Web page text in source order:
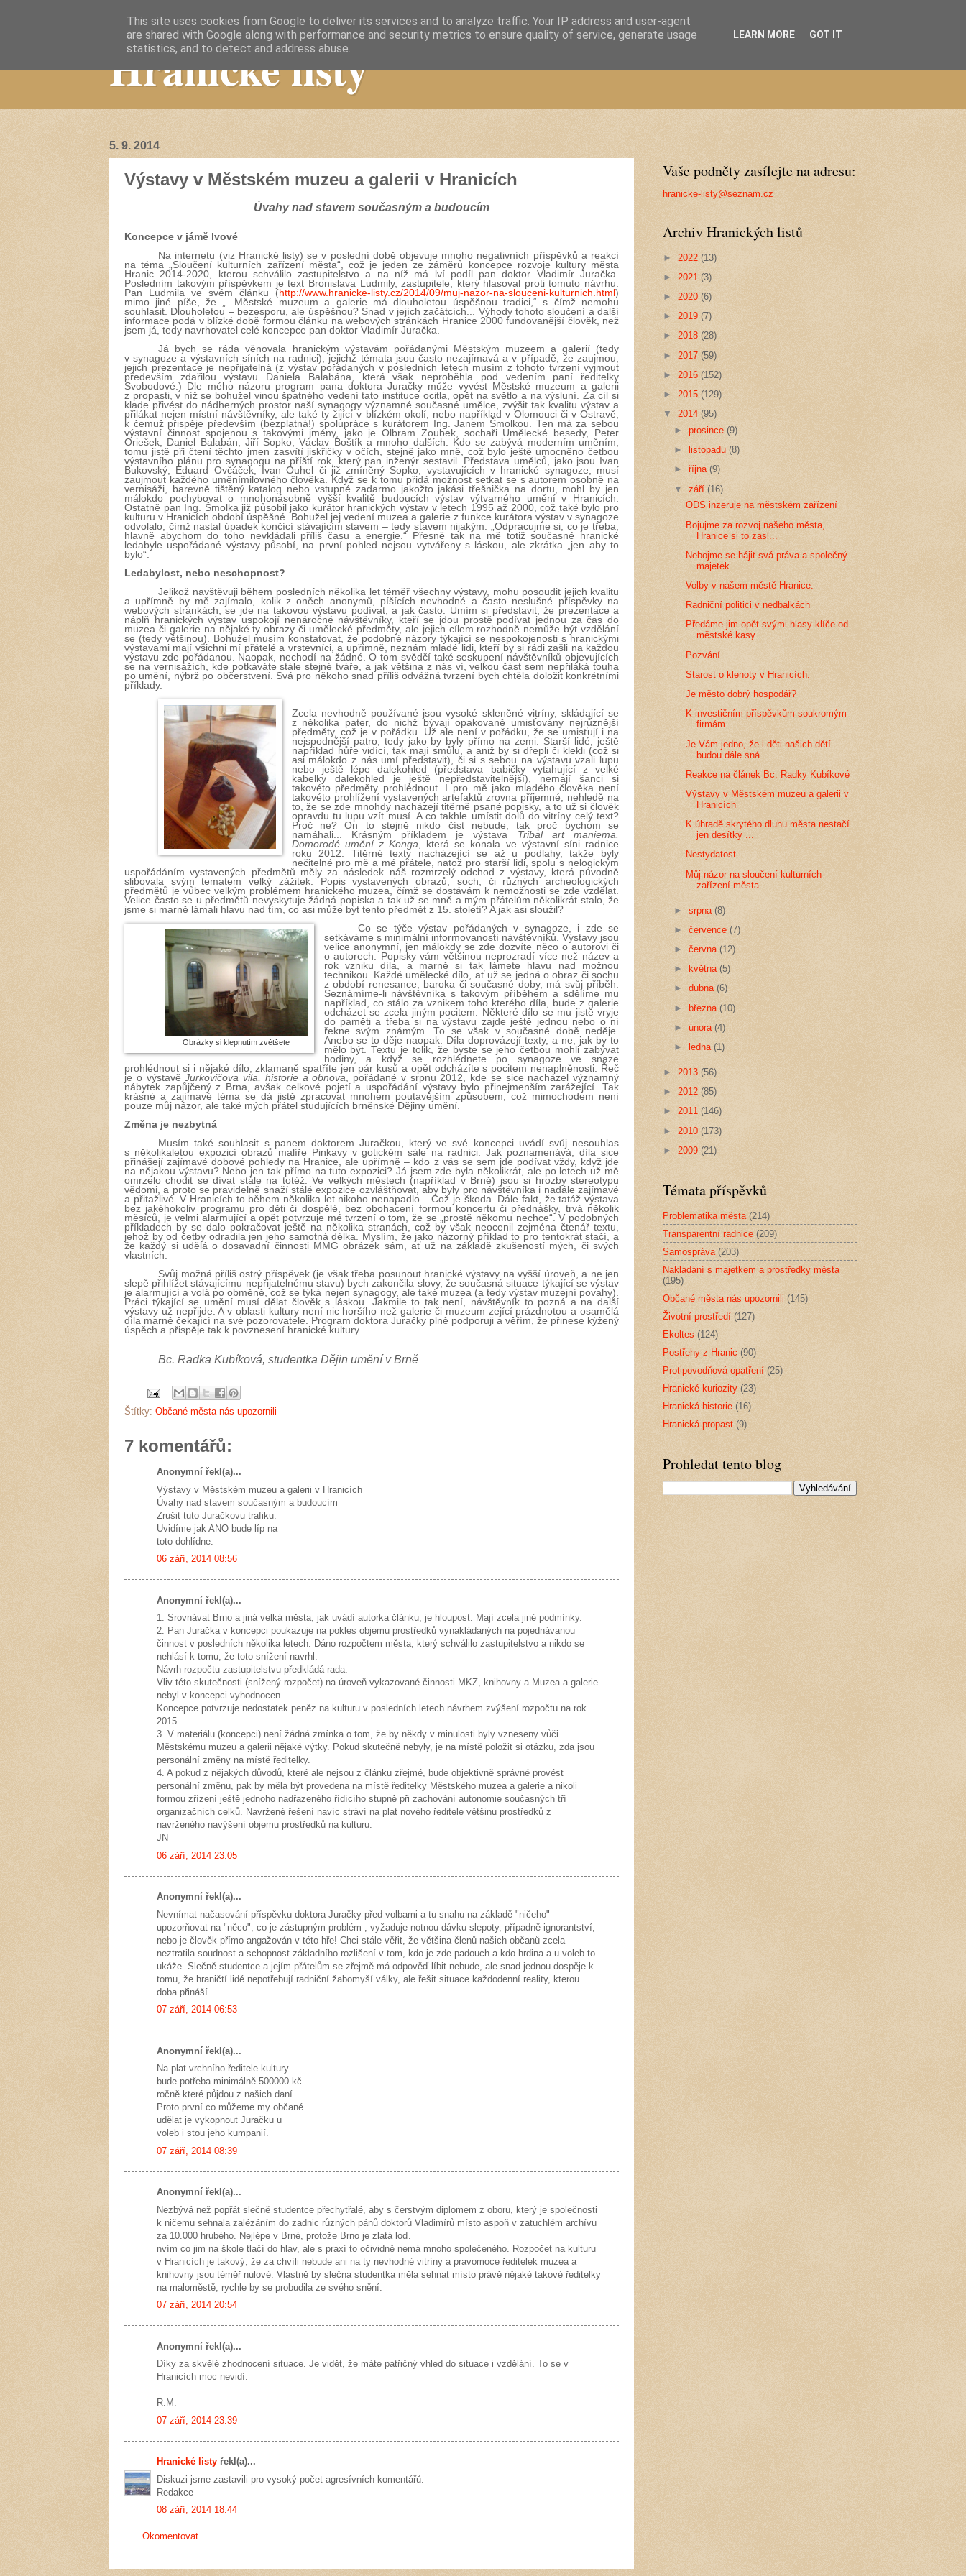
Hranické listy
5. 9. 2014
Výstavy v Městském muzeu a galerii v Hranicích
Úvahy nad stavem současným a budoucím
Koncepce v jámě lvové
Na internetu (viz Hranické listy) se v poslední době objevuje mnoho negativních příspěvků a reakcí
na téma „Sloučení kulturních zařízení města“, což je jeden ze záměrů koncepce rozvoje kultury města
Hranic 2014-2020, kterou schválilo zastupitelstvo a na níž má lví podíl pan doktor Vladimír Juračka.
Posledním takovým příspěvkem je text Bronislava Ludmily, zastupitele, který hlasoval proti tomuto návrhu.
Pan Ludmila ve svém článku (http://www.hranicke-listy.cz/2014/09/muj-nazor-na-slouceni-kulturnich.html )
mimo jiné píše, že „...Městské muzeum a galerie má dlouholetou úspěšnou tradici,“ s čímž nemohu
souhlasit. Dlouholetou – bezesporu, ale úspěšnou? Snad v jejích začátcích... Výhody tohoto sloučení a další
informace podá v blízké době formou článku na webových stránkách Hranice 2000 fundovanější člověk, než
jsem já, tedy navrhovatel celé koncepce pan doktor Vladimír Juračka.
Já bych se ráda věnovala hranickým výstavám pořádanými Městským muzeem a galerií (tedy
v synagoze a výstavních síních na radnici), jejichž témata jsou často nezajímavá a v případě, že zaujmou,
jejich prezentace je nepřijatelná (z výstav pořádaných v posledních letech musím z tohoto tvrzení vyjmout
především zdařilou výstavu Daniela Balabána, která však neproběhla pod vedením paní ředitelky
Svobodové.) Dle mého názoru program pana doktora Juračky může vyvést Městské muzeum a galerii
z propasti, v níž se bohužel vinou špatného vedení tato instituce ocitla, opět na světlo a na výsluní. Za cíl si
klade přivést do nádherných prostor naší synagogy významné současné umělce, zvýšit tak kvalitu výstav a
přilákat nejen místní návštěvníky, ale také ty žijící v blízkém okolí,
nebo například v Olomouci či v Ostravě,
k čemuž přispěje především (bezplatná!) spolupráce s kurátorem Ing. Janem Šmolkou. Ten má za sebou
výstavní činnost spojenou s takovými jmény, jako je Olbram Zoubek, sochaři Umělecké besedy, Peter
Oriešek, Daniel Balabán, Jiří Sopko, Václav Boštík a mnoho dalších. Kdo se zabývá moderním uměním,
tomu jistě při čtení těchto jmen zasvítí jiskřičky v očích, stejně jako mně, což bylo ještě umocněno četbou
výstavního plánu pro synagogu na příští rok, který pan inženýr sestavil. Představa umělců, jako jsou Ivan
Bukovský, Eduard Ovčáček, Ivan Ouhel či již zmíněný Sopko, vystavujících v hranické synagoze, musí
zaujmout každého uměnímilovného člověka. Když se k tomu přidá možnost setkat se s autorem osobně na
vernisáži, barevně tištěný katalog nebo vstupné zadarmo jakožto jakási třešnička na dortu, mohl by jen
málokdo pochybovat o mnohonásobně vyšší kvalitě budoucích výstav výtvarného umění v Hranicích.
Ostatně pan Ing. Šmolka již působil jako kurátor hranických výstav v letech 1995 až 2000, což také bylo pro
kulturu v Hranicích období úspěšné. Bohužel jej vedení muzea a galerie z funkce kurátora výstav v synagoze
odvolalo, čímž nastal úpadek končící stávajícím stavem – tedy stavem nijakým. „Odpracujme si, co je třeba,
hlavně abychom do toho nevkládali příliš času a energie.“ Přesně tak na mě totiž současné hranické
ledabyle uspořádané výstavy působí, na první pohled nejsou vytvářeny s láskou, ale zkrátka „jen aby to
bylo“.
Ledabylost, nebo neschopnost?
Jelikož navštěvuji během posledních několika let téměř všechny výstavy, mohu posoudit jejich kvalitu
a upřímně by mě zajímalo, kolik z oněch anonymů, píšících nevhodné a často neslušné příspěvky na
webových stránkách, se jde na takovou výstavu podívat, a jak často. Umím si představit, že prezentace a
náplň hranických výstav uspokojí nenáročné návštěvníky, kteří se jdou prostě podívat jednou za čas do
muzea či galerie na nějaké ty obrazy či umělecké předměty, ale jejich cílem rozhodně nemůže být vzdělání
se (tedy většinou). Bohužel musím konstatovat, že podobné názory týkající se nespokojenosti s hranickými
výstavami mají všichni mí přátelé a vrstevníci, a upřímně, neznám mladé lidi, kteří by si rádi zašli na každou
výstavu zde pořádanou. Naopak, nechodí na žádné. O tom svědčí také seskupení návštěvníků objevujících
se na vernisážích, kde potkáváte stále stejné tváře, a jak většina z nás ví, velkou část sem nepřiláká touha
po umění, nýbrž po občerstvení. Svá pro někoho snad příliš odvážná tvrzení bych chtěla doložit konkrétními
příklady.
Zcela nevhodně používané jsou vysoké skleněné vitríny, skládající se
z několika pater, do nichž bývají opakovaně umisťovány nejrůznější
předměty, což je v pořádku. Už ale není v pořádku, že se umisťují i na
nejspodnější patro, tedy jako by byly přímo na zemi. Starší lidé, ještě
například hůře vidící, tak mají smůlu, a aniž by si dřepli či klekli (což si
asi málokdo z nás umí představit), či si s sebou na výstavu vzali lupu
nebo ještě lépe dalekohled (představa babičky vytahující z velké
kabelky dalekohled je ještě nepředstavitelnější), nemají šanci si
takovéto předměty prohlédnout. I pro mě jako mladého člověka není
takovéto prohlížení vystavených artefaktů zrovna příjemné, nehledě na
to, že se zde mnohdy nacházejí titěrně psané popisky, a to už si člověk
opravdu tu lupu vzít musí. A co takhle umístit dolů do vitríny celý text?
Proč ne? On to stejně nikdo číst nebude, tak proč bychom se
namáhali... Krásným příkladem je výstava Tribal art maniema.
Domorodé umění z Konga , která se konala ve výstavní síni radnice
roku 2012. Titěrné texty nacházející se až u podlahy, takže byly
nečitelné pro mě a mé přátele, natož pro starší lidi, spolu s nelogickým
uspořádáním vystavených předmětů měly za následek náš rozmrzelý odchod z výstavy, která původně
slibovala svým tematem velký zážitek. Popis vystavených obrazů, soch, či různých archeologických
předmětů je vůbec velkým problémem hranického muzea, čímž se dostávám k nemožnosti se zde vzdělat.
Velice často se u předmětů nevyskytuje žádná popiska a tak už se mně a mým přátelům několikrát stalo, že
jsme si marně lámali hlavu nad tím, co asi může být tento předmět z 15. století? A jak asi sloužil?
Obrázky si klepnutím zvětšete
Co se týče výstav pořádaných v synagoze, i zde se
setkáváme s minimální informovaností návštěvníků. Výstavy jsou
velice anonymní, jen málokdy se zde dozvíte něco o autorovi či
o autorech. Popisky vám většinou neprozradí více než název a
rok vzniku díla, a marně si tak lámete hlavu nad možnou
technikou. Každé umělecké dílo, ať už se jedná o obraz či sochu
z období renesance, baroka či současné doby, má svůj příběh.
Seznámíme-li návštěvníka s takovým příběhem a sdělíme mu
například, co stálo za vznikem toho kterého díla, bude z galerie
odcházet se zcela jiným pocitem. Některé dílo se mu jistě vryje
do paměti a třeba si na výstavu zajde ještě jednou nebo o ní
řekne svým známým. To se však v současné době neděje.
Anebo se to děje naopak. Díla doprovázejí texty, a ne, jak by to
mělo být. Textu je tolik, že byste se jeho četbou mohli zabývat
hodiny, a když se rozhlédnete po synagoze ve snaze
prohlédnout si i nějaké dílo, zklamaně spatříte jen pár kusů a opět odcházíte s pocitem nenaplněnosti. Řeč
je o výstavěJurkovičova vila, historie a obnova , pořádané v srpnu 2012, kde se sice nacházel významný
nábytek zapůjčený z Brna, avšak celkové pojetí a uspořádání výstavy bylo přinejmenším zarážející. Tak
krásné a zajímavé téma se dá jistě zpracovat mnohem poutavějším způsobem, což mimochodem není
pouze můj názor, ale také mých přátel studujících brněnské Dějiny umění.
Změna je nezbytná
Musím také souhlasit s panem doktorem Juračkou, který ve své koncepci uvádí svůj nesouhlas
s několikaletou expozicí obrazů malíře Pinkavy v gotickém sále na radnici. Jak poznamenává, díla sice
přinášejí zajímavé dobové pohledy na Hranice, ale upřímně – kdo z vás se sem jde podívat vždy, když jde
na nějakou výstavu? Nebo jen tak přímo na tuto expozici? Já jsem zde byla několikrát, ale po letech už mě
omrzelo chodit se dívat stále na totéž. Ve velkých městech (například v Brně) jsou si hrozby stereotypu
vědomi, a proto se pravidelně snaží stálé expozice ozvláštňovat, aby byly pro návštěvníka i nadále zajímavé
a přitažlivé. V Hranicích to během několika let nikoho nenapadlo... Což je škoda. Dále fakt, že tatáž výstava
bez jakéhokoliv programu pro děti či dospělé, bez obohacení formou koncertu či přednášky, trvá několik
měsíců, je velmi alarmující a opět potvrzuje mé tvrzení o tom, že se „prostě někomu nechce“. V podobných
příkladech by se dalo pokračovat ještě na několika stranách, což by však neocenil zejména čtenář textu,
jehož by od četby odradila jen jeho samotná délka. Myslím, že jako názorný příklad to pro tentokrát stačí, a
že každý si udělá o dosavadní činnosti MMG obrázek sám, ať už na základě zkušeností mých, či svých
vlastních.
Svůj možná příliš ostrý příspěvek (je však třeba posunout hranické výstavy na vyšší úroveň, a ne jen
slepě přihlížet stávajícímu nepřijatelnému stavu) bych zakončila slovy, že současná situace týkající se výstav
je alarmující a volá po obměně, což se týká nejen synagogy, ale také muzea (a tedy výstav muzejní povahy).
Práci týkající se umění musí dělat člověk s láskou. Jakmile to tak není, návštěvník to pozná a na další
výstavy už nepřijde. A v oblasti kultury není nic horšího než galerie či muzeum zející prázdnotou a osamělá
díla marně čekající na své pozorovatele. Program doktora Juračky plně podporuji a věřím, že přinese kýžený
úspěch a přispěje tak k povznesení hranické kultury.
Bc. Radka Kubíková, studentka Dějin umění v Brně
Štítky: Občané města nás upozornili
7 komentářů:
Anonymní řekl(a)...
Výstavy v Městském muzeu a galerii v Hranicích
Úvahy nad stavem současným a budoucím
Zrušit tuto Juračkovu trafiku.
Uvidíme jak ANO bude líp na
toto dohlídne.
06 září, 2014 08:56
Anonymní řekl(a)...
1. Srovnávat Brno a jiná velká města, jak uvádí autorka článku, je hloupost. Mají zcela jiné podmínky.
2. Pan Juračka v koncepci poukazuje na pokles objemu prostředků vynakládaných na pojednávanou
činnost v posledních několika letech. Dáno rozpočtem města, který schválilo zastupitelstvo a nikdo se
nehlásí k tomu, že toto snížení navrhl.
Návrh rozpočtu zastupitelstvu předkládá rada.
Vliv této skutečnosti (snížený rozpočet) na úroveň vykazované činnosti MKZ, knihovny a Muzea a galerie
nebyl v koncepci vyhodnocen.
Koncepce potvrzuje nedostatek peněz na kulturu v posledních letech návrhem zvýšení rozpočtu na rok
2015.
3. V materiálu (koncepci) není žádná zmínka o tom, že by někdy v minulosti byly vzneseny vůči
Městskému muzeu a galerii nějaké výtky. Pokud skutečně nebyly, je na místě položit si otázku, zda jsou
personální změny na místě ředitelky.
4. A pokud z nějakých důvodů, které ale nejsou z článku zřejmé, bude objektivně správné provést
personální změnu, pak by měla být provedena na místě ředitelky Městského muzea a galerie a nikoli
formou zřízení ještě jednoho nadřazeného řídícího stupně při zachování autonomie současných tří
organizačních celků. Navržené řešení navíc stráví na plat nového ředitele většinu prostředků z
navrženého navýšení objemu prostředků na kulturu.
JN
06 září, 2014 23:05
Anonymní řekl(a)...
Nevnímat načasování příspěvku doktora Juračky před volbami a tu snahu na základě "ničeho"
upozorňovat na "něco", co je zástupným problém , vyžaduje notnou dávku slepoty, případně ignorantství,
nebo je člověk přímo angažován v této hře! Chci stále věřit, že většina členů našich občanů zcela
neztratila soudnost a schopnost základního rozlišení v tom, kdo je zde padouch a kdo hrdina a u voleb to
ukáže. Slečně studentce a jejím přátelům se zřejmě má odpověď líbit nebude, ale snad jednou dospěje k
tomu, že hraničtí lidé nepotřebují radniční žabomyší války, ale řešit situace každodenní reality, kterou
doba přináší.
07 září, 2014 06:53
Anonymní řekl(a)...
Na plat vrchního ředitele kultury
bude potřeba minimálně 500000 kč.
ročně které půjdou z našich daní.
Proto první co můžeme my občané
udělat je vykopnout Juračku u
voleb i stou jeho kumpanií.
07 září, 2014 08:39
Anonymní řekl(a)...
Nezbývá než popřát slečně studentce přechytřalé, aby s čerstvým diplomem z oboru, který je společnosti
k ničemu sehnala zalézáním do zadnic různých pánů doktorů Vladimírů místo aspoň v zatuchlém archívu
za 10.000 hrubého. Nejlépe v Brné, protože Brno je zlatá loď.
nvím co jim na škole tlačí do hlav, ale s praxí to očividně nemá mnoho společeného. Rozpočet na kulturu
v Hranicích je takový, že za chvíli nebude ani na ty nevhodné vitríny a pravomoce ředitelek muzea a
knihovny jsou téměř nulové. Vlastně by slečna studentka měla sehnat místo právě nějaké takové ředitelky
na maloměstě, rychle by se probudila ze svého snění.
07 září, 2014 20:54
Anonymní řekl(a)...
Díky za skvělé zhodnocení situace. Je vidět, že máte patřičný vhled do situace i vzdělání. To se v
Hranicích moc nevidí.
R.M.
07 září, 2014 23:39
Hranické listy řekl(a)...
Diskuzi jsme zastavili pro vysoký počet agresívních komentářů.
Redakce
08 září, 2014 18:44
Okomentovat
Vaše podněty zasílejte na adresu:
hranicke-listy@seznam.cz
Archiv Hranických listů
► 2022 (13)
► 2021 (3)
► 2020 (6)
► 2019 (7)
► 2018 (28)
► 2017 (59)
► 2016 (152)
► 2015 (129)
▼ 2014 (95)
►prosince (9)
►
listopadu(8)
►října(9)
▼září(16)
ODS inzeruje na městském zařízení
Bojujme za rozvoj našeho města,
Hranice si to zasl...
Nebojme se hájit svá práva a společný
majetek.
Volby v našem městě Hranice.
Radniční politici v nedbalkách
Předáme jim opět svými hlasy klíče od
městské kasy...
Pozvání
Starost o klenoty v Hranicích.
Je město dobrý hospodář?
K investičním příspěvkům soukromým
firmám
Je Vám jedno, že i děti našich dětí
budou dále sná...
Reakce na článek Bc. Radky Kubíkové
Výstavy v Městském muzeu a galerii v
Hranicích
K úhradě skrytého dluhu města nestačí
jen desítky ...
Nestydatost.
Můj názor na sloučení kulturních
zařízení města
►srpna (8)
►července (7)
►června(12)
►
května(5)
►dubna(6)
►března(10)
►února (4)
►
ledna(1)
► 2013 (56)
► 2012 (85)
► 2011 (146)
► 2010 (173)
► 2009 (21)
Témata příspěvků
Problematika města (214)
Transparentní radnice (209)
Samospráva (203)
Nakládání s majetkem a prostředky města
(195)
Občané města nás upozornili (145)
Životní prostředí (127)
Ekoltes (124)
Postřehy z Hranic (90)
Protipovodňová opatření (25)
Hranické kuriozity (23)
Hranická historie (16)
Hranická propast (9)
Prohledat tento blog
This site uses cookies from Google to deliver its services and to analyze traffic. Your IP address and user-agent
are shared with Google along with performance and security metrics to ensure quality of service, generate usage
statistics, and to detect and address abuse.
LEARN MORE GOT IT